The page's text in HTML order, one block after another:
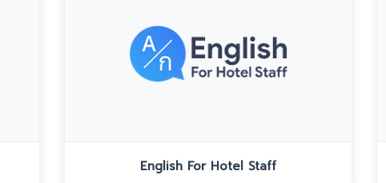
English For Hotel Staff